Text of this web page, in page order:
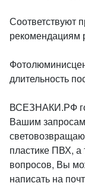
длительность
ВСЕЗНАКИ.РФ
Вашим
пластике ПВХ, а
вопросов, Вы
написать на